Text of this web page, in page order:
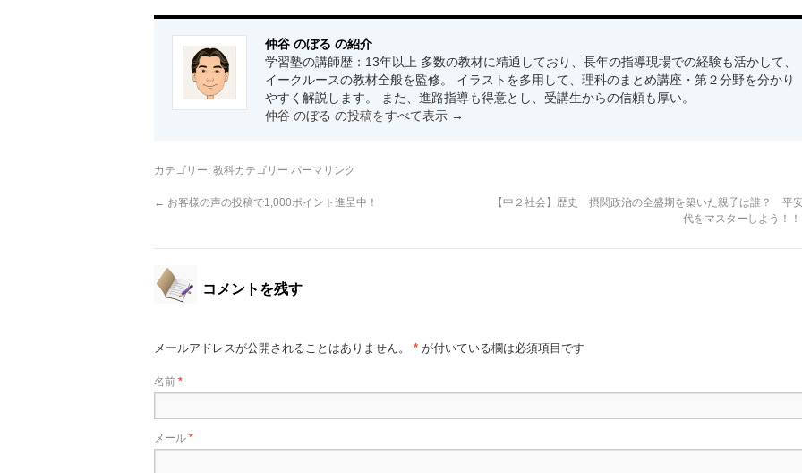
仲谷 のぼる の紹介
学習塾の講師歴：13年以上 多数の教材に精通しており、長年の指導現場での経験も活かして、
イークルースの教材全般を監修。 イラストを多用して、理科のまとめ講座・第２分野を分かり
やすく解説します。 また、進路指導も得意とし、受講生からの信頼も厚い。
仲谷 のぼる の投稿をすべて表示 →
カテゴリー: 教科カテゴリー パーマリンク
← お客様の声の投稿で1,000ポイント進呈中！
【中２社会】歴史 摂関政治の全盛期を築いた親子は誰？ 平
代をマスターしよう！！
コメントを残す
メールアドレスが公開されることはありません。 * が付いている欄は必須項目です
名前 *
メール *